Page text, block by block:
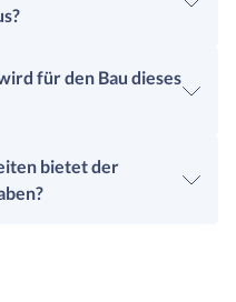
für den Bau dieses
bietet der